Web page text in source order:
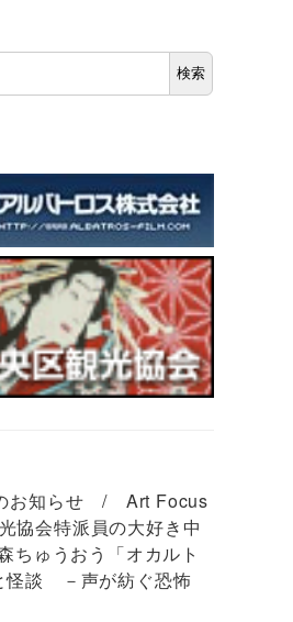
検索
お知らせ / Art Focus
会特派員の大好き中
ゅうおう「オカルト
怪談 －声が紡ぐ恐怖